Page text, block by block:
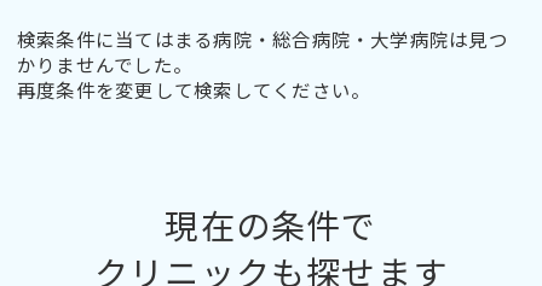
検索条件に当てはまる病院・総合病院・大学病院は見つ
かりませんでした。
再度条件を変更して検索してください。
現在の条件で
クリニックも探せます